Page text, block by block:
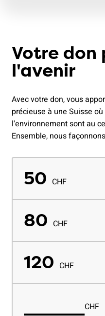
Votre don
l'avenir
Avec votre don, vous
précieuse à une Suisse
l'environnement sont au
Ensemble, nous
50 CHF
80 CHF
120 CHF
CHF